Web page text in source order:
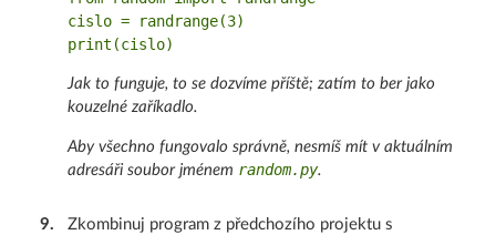
cislo = randrange(3)
Jak to funguje, to se dozvíme příště; zatím to ber jako
kouzelné zaříkadlo.
Aby všechno fungovalo správně, nesmíš mít v aktuálním
adresáři soubor jménem random.py.
9.
Zkombinuj program z předchozího projektu s